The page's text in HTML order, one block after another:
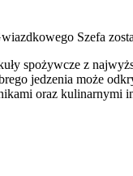
Szefa
spożywcze z
jedzenia może
oraz